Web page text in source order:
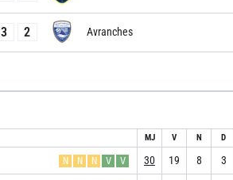
3 2 Avranches
MJ V N D
N N N V V 30 19 8 3